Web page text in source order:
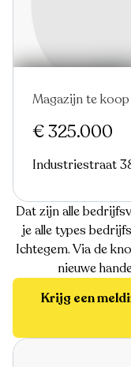
Magazijn te koop
€ 325.000
Industriestraat
Dat zijn alle
je alle types
Ichtegem. Via de
nieuwe
Krijg een